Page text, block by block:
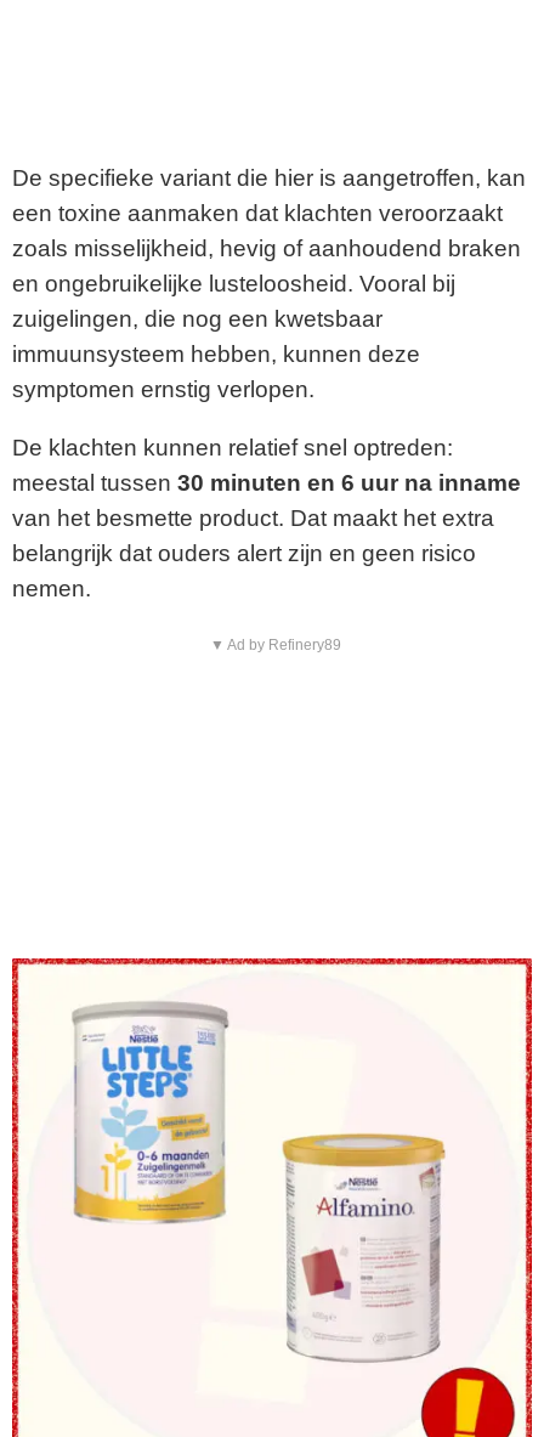
De specifieke variant die hier is aangetroffen, kan
een toxine aanmaken dat klachten veroorzaakt
zoals misselijkheid, hevig of aanhoudend braken
en ongebruikelijke lusteloosheid. Vooral bij
zuigelingen, die nog een kwetsbaar
immuunsysteem hebben, kunnen deze
symptomen ernstig verlopen.
De klachten kunnen relatief snel optreden:
meestal tussen 30 minuten en 6 uur na inname
van het besmette product. Dat maakt het extra
belangrijk dat ouders alert zijn en geen risico
nemen.
▼ Ad by Refinery89